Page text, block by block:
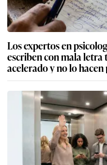
Los expertos en
escriben con mala
acelerado y no lo